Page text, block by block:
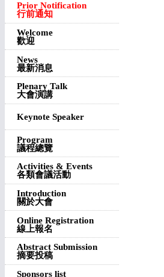
Prior Notification
行前通知
Welcome
歡迎
News
最新消息
Plenary Talk
大會演講
Keynote Speaker
Program
議程總覽
Activities & Events
各類會議活動
Introduction
關於大會
Online Registration
線上報名
Abstract Submission
摘要投稿
Sponsors list